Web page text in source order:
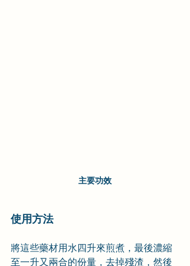
主要功效
使用方法
將這些藥材用水四升來煎煮，最後濃縮
至一升又兩合的份量，去掉殘渣，然後